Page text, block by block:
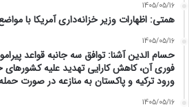
1405/05/16
همتی: اظهارات وزیر خزانه‌داری آمریکا با
1405/05/16
حسام الدین آشنا: توافق سه جانبه قواعد
فوری آن، کاهش کارایی تهدید علیه
ورود ترکیه و پاکستان به منازعه در صورت
1405/05/16